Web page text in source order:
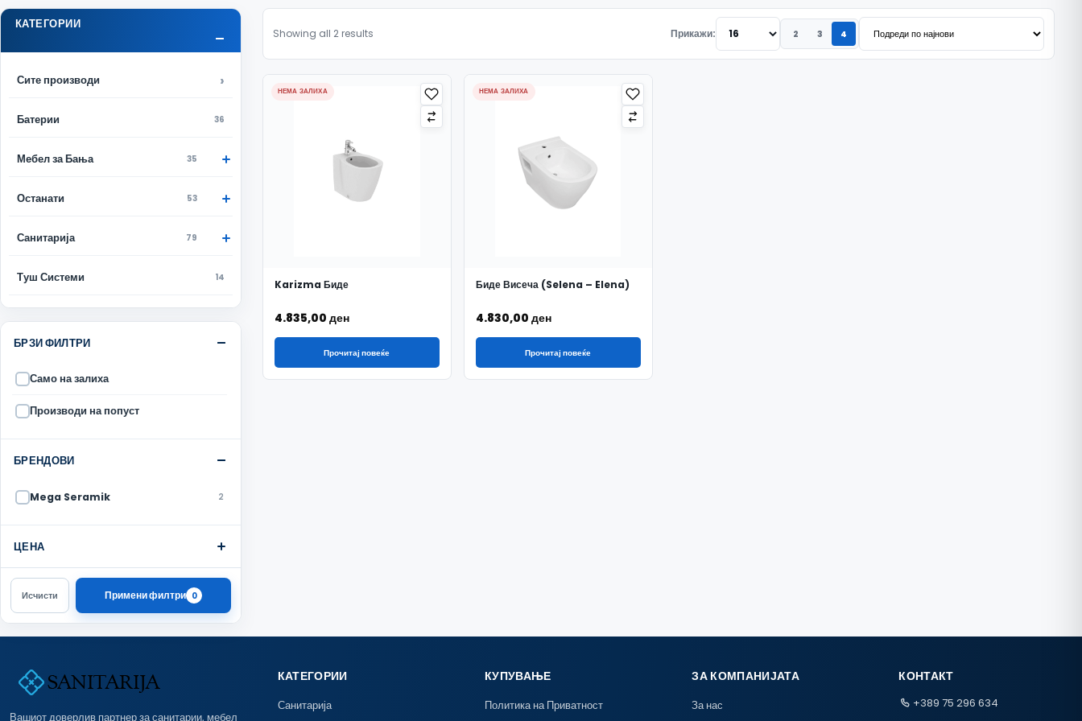
КАТЕГОРИИ
Сите производи
Батерии 36
Мебел за Бања 35
Останати 53
Санитарија 79
Туш Системи 14
БРЗИ ФИЛТРИ
Само на залиха
Производи на попуст
БРЕНДОВИ
Mega Seramik 2
ЦЕНА
Исчисти Примени филтри 0
Showing all 2 results Прикажи: 2 3 4
НЕМА ЗАЛИХА
Karizma Биде
4.835,00 ден
Прочитај повеќе
НЕМА ЗАЛИХА
Биде Висеча (Selena – Elena)
4.830,00 ден
Прочитај повеќе
Вашиот доверлив партнер за санитарии, мебел
КАТЕГОРИИ
Санитарија
КУПУВАЊЕ
Политика на Приватност
ЗА КОМПАНИЈАТА
За нас
КОНТАКТ
+389 75 296 634